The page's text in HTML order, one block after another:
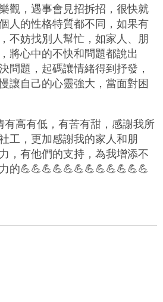
觀，遇事會見招拆招，很快就
人的性格特質都不同，如果有
不妨找別人幫忙，如家人、朋
將心中的不快和問題都說出
問題，起碼讓情緒得到抒發，
讓自己的心靈強大，當面對困
有高有低，有苦有甜，感謝我所
工，更加感謝我的家人和朋
，有他們的支持，為我增添不
的💪💪💪💪💪💪💪💪💪💪💪💪